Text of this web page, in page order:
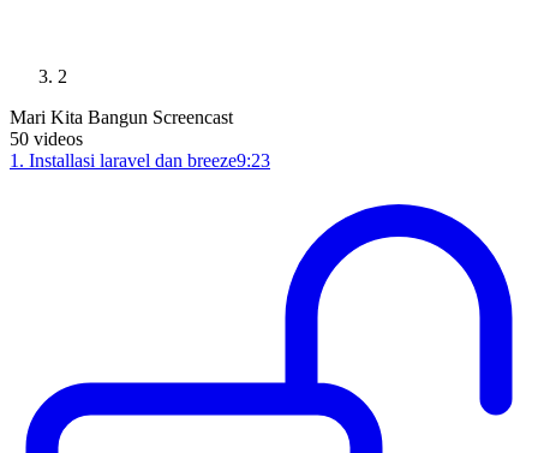
2
Mari Kita Bangun Screencast
50 videos
1 . Installasi laravel dan breeze9:23